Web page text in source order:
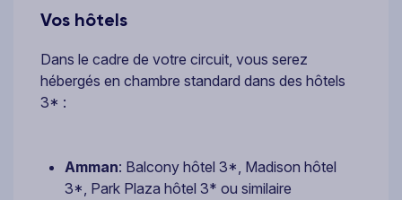
Vos hôtels
Dans le cadre de votre circuit, vous serez
hébergés en chambre standard dans des hôtels
3* :
Amman: Balcony hôtel 3*, Madison hôtel
3*, Park Plaza hôtel 3* ou similaire